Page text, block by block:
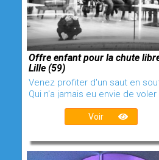
Offre enfant pour la chute
Lille (59)
Venez profiter d'un saut en
Qui n'a jamais eu envie de
Voir